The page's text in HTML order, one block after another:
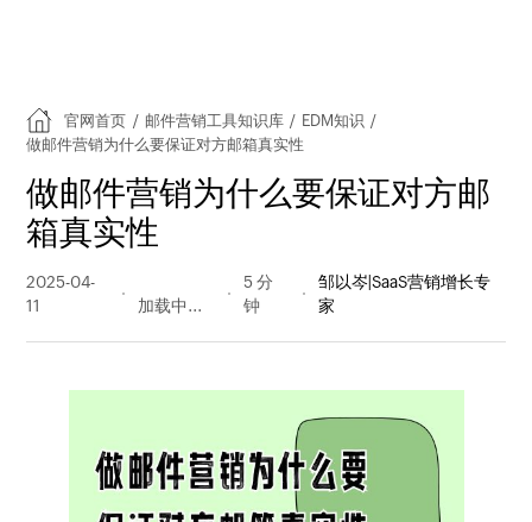
官网首页 / 邮件营销工具知识库 / EDM知识 /
做邮件营销为什么要保证对方邮箱真实性
做邮件营销为什么要保证对方邮
箱真实性
2025-04-
11
量
5 分
钟
邹以岑|SaaS营销增长专
家